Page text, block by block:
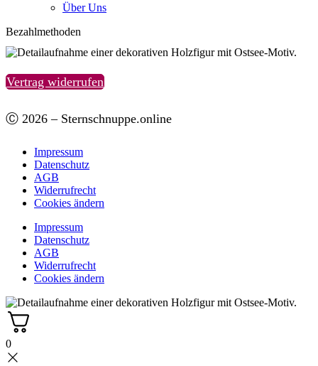
Über Uns
Bezahlmethoden
Vertrag widerrufen
Ⓒ 2026 – Sternschnuppe.online
Impressum
Datenschutz
AGB
Widerrufrecht
Cookies ändern
Impressum
Datenschutz
AGB
Widerrufrecht
Cookies ändern
0